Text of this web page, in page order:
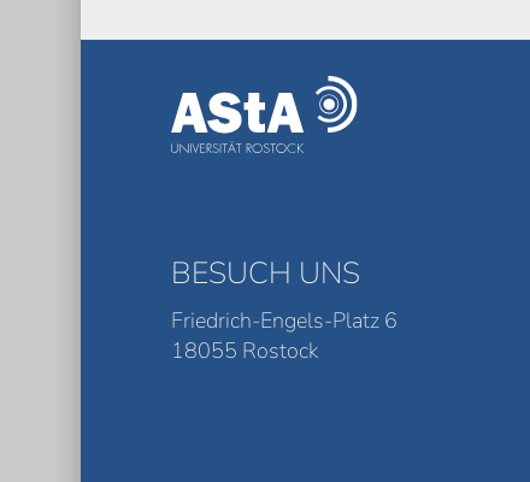
BESUCH UNS
Friedrich-Engels-Platz 6
18055 Rostock